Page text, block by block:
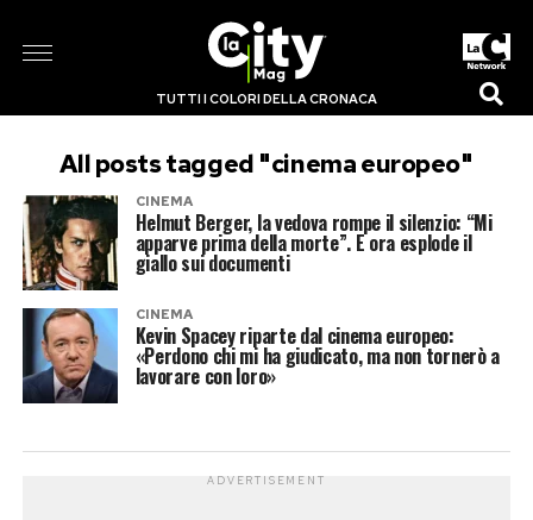
TUTTI I COLORI DELLA CRONACA
All posts tagged "cinema europeo"
CINEMA
Helmut Berger, la vedova rompe il silenzio: “Mi
apparve prima della morte”. E ora esplode il
giallo sui documenti
CINEMA
Kevin Spacey riparte dal cinema europeo:
«Perdono chi mi ha giudicato, ma non tornerò a
lavorare con loro»
ADVERTISEMENT